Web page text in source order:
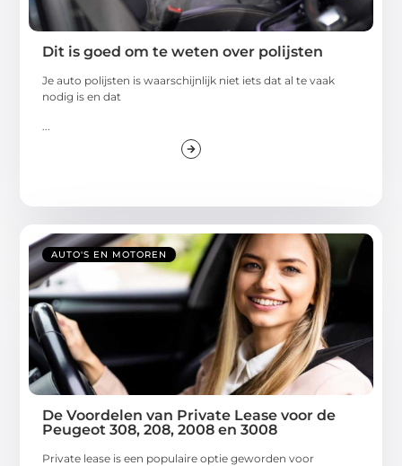
Dit is goed om te weten over polijsten
Je auto polijsten is waarschijnlijk niet iets dat al te vaak
nodig is en dat
AUTO'S EN MOTOREN
De Voordelen van Private Lease voor de
Peugeot 308, 208, 2008 en 3008
Private lease is een populaire optie geworden voor